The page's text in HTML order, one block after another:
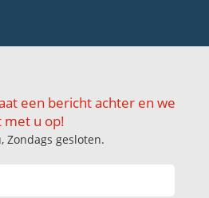
een bericht achter en we
met u op!
Zondags gesloten.